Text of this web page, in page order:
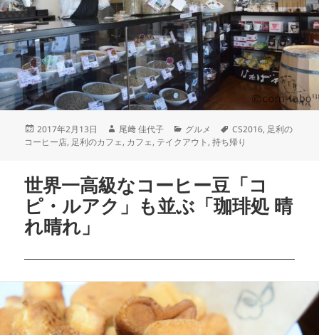
2017年2月13日 尾﨑 佳代子 グルメ CS2016, 足利の
コーヒー店, 足利のカフェ, カフェ, テイクアウト ,持ち帰り
世界一高級なコーヒー豆「コ
ピ・ルアク」も並ぶ「珈琲処 晴
れ晴れ」